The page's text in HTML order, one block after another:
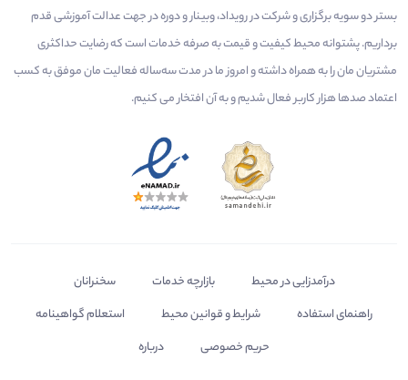
بستر دو سویه برگزاری و شرکت در رویداد، وبینار و دوره در جهت عدالت آموزشی قدم
برداریم. پشتوانه محیط کیفیت و قیمت به صرفه خدمات است که رضایت حداکثری
مشتریان مان را به همراه داشته و امروز ما در مدت سه‌ساله فعالیت مان موفق به کسب
اعتماد صدها هزار کاربر فعال شدیم و به آن افتخار می‌ کنیم.
درآمدزایی در محیط بازارچه خدمات
سخنرانان
راهنمای استفاده
شرایط و قوانین محیط
استعلام گواهینامه
حریم خصوصی
درباره